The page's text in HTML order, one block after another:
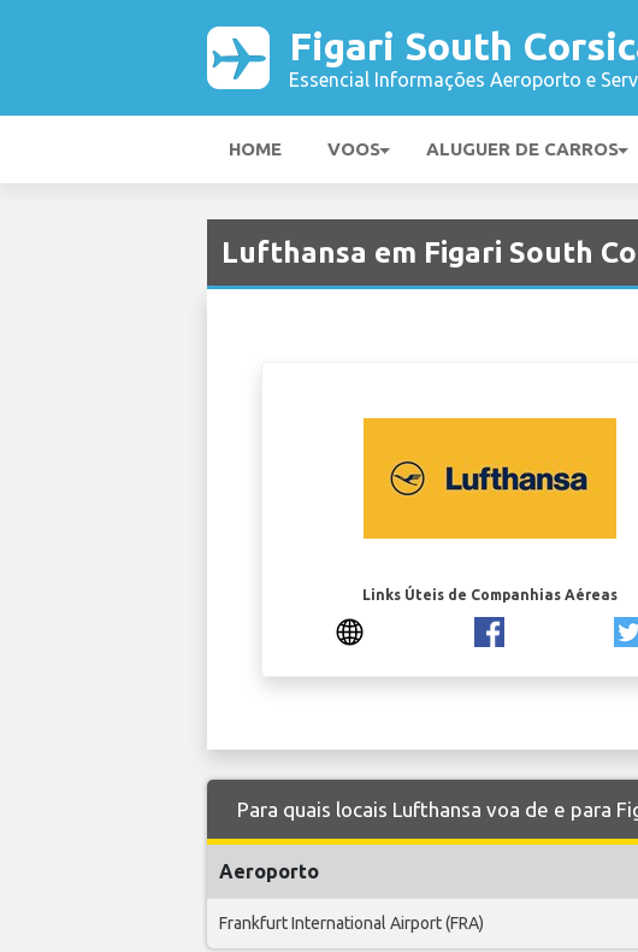
Figari South
Essencial Informações Aeroporto e
HOME VOOS ALUGUER DE CARROS
Lufthansa em Figari South
Links Úteis de Companhias Aéreas
Para quais locais Lufthansa voa de e para
Aeroporto
Frankfurt International Airport (FRA)